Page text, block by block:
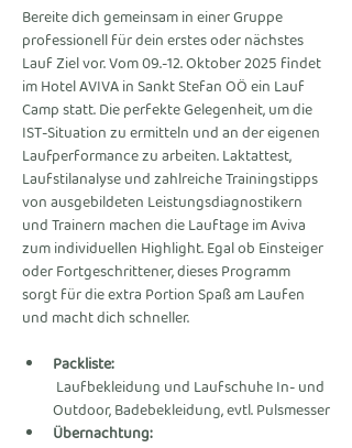
Bereite dich gemeinsam in einer Gruppe
professionell für dein erstes oder nächstes
Lauf Ziel vor. Vom 09.-12. Oktober 2025 findet
im Hotel AVIVA in Sankt Stefan OÖ ein Lauf
Camp statt. Die perfekte Gelegenheit, um die
IST-Situation zu ermitteln und an der eigenen
Laufperformance zu arbeiten. Laktattest,
Laufstilanalyse und zahlreiche Trainingstipps
von ausgebildeten Leistungsdiagnostikern
und Trainern machen die Lauftage im Aviva
zum individuellen Highlight. Egal ob Einsteiger
oder Fortgeschrittener, dieses Programm
sorgt für die extra Portion Spaß am Laufen
und macht dich schneller.
Packliste:
Outdoor, Badebekleidung, evtl. Pulsmesser
Übernachtung: